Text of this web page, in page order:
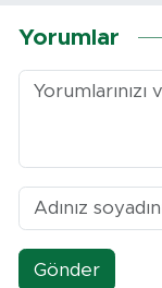
Yorumlar
Gönder